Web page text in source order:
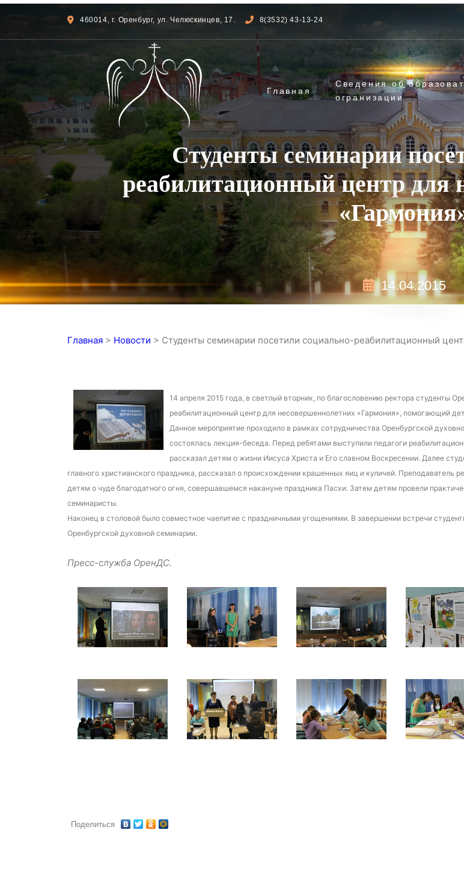
460014, г. Оренбург, ул. Челюскинцев, 17. 8(3532) 43-13-24
Главная
Сведения об
огранизации
Студенты семинарии
реабилитационный центр для
14.04.2015
Главная > Новости > Студенты семинарии посетили социально-реабилитационный
14 апреля 2015 года, в светлый вторник, по благословению ректора студенты
реабилитационный центр для несовершеннолетних «Гармония», помогающий
Данное мероприятие проходило в рамках сотрудничества Оренбургской
состоялась лекция-беседа. Перед ребятами выступили педагоги
рассказал детям о жизни Иисуса Христа и Его славном Воскресении. Далее
главного христианского праздника, рассказал о происхождении крашенных яиц и куличей. Преподаватель
детям о чуде благодатного огня, совершавшемся накануне праздника Пасхи. Затем детям провели
семинаристы.
Наконец в столовой было совместное чаепитие с праздничными угощениями. В завершении встречи
Оренбургской духовной семинарии.
Пресс-служба ОренДС.
Поделиться